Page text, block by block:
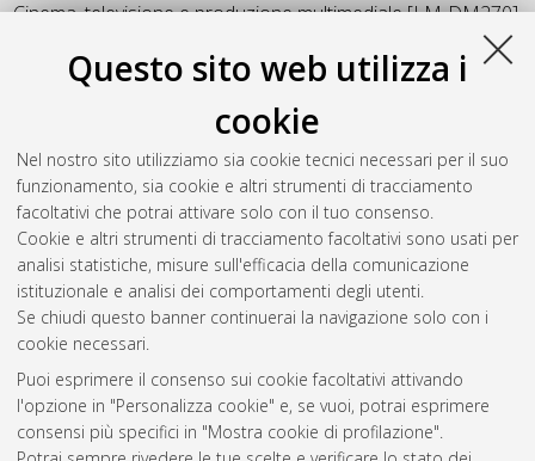
Questo sito web utilizza i
cookie
Nel nostro sito utilizziamo sia cookie tecnici necessari per il suo
funzionamento, sia cookie e altri strumenti di tracciamento
facoltativi che potrai attivare solo con il tuo consenso.
Cookie e altri strumenti di tracciamento facoltativi sono usati per
analisi statistiche, misure sull'efficacia della comunicazione
istituzionale e analisi dei comportamenti degli utenti.
Se chiudi questo banner continuerai la navigazione solo con i
cookie necessari.
Puoi esprimere il consenso sui cookie facoltativi attivando
l'opzione in "Personalizza cookie" e, se vuoi, potrai esprimere
consensi più specifici in "Mostra cookie di profilazione".
Cinema, televisione e produzione multimediale [LM-DM270],
Salva citazione
Condividi
Il full-text non è disponibile per scelta dell'autore. (
Abstract
Altri metadati
Gestione del documento:
Atom
Rss 1.0